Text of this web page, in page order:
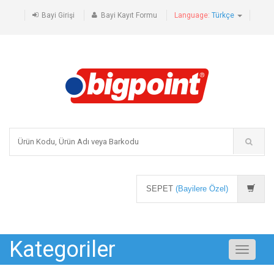
Bayi Girişi Bayi Kayıt Formu Language: Türkçe
SEPET (Bayilere Özel)
Kategoriler
Toggle